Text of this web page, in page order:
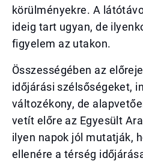
körülményekre. A
ideig tart ugyan, de
figyelem az utakon.
Összességében az
időjárási szélsőségeket,
változékony, de
vetít előre az Egyesült
ilyen napok jól mutatják,
ellenére a térség